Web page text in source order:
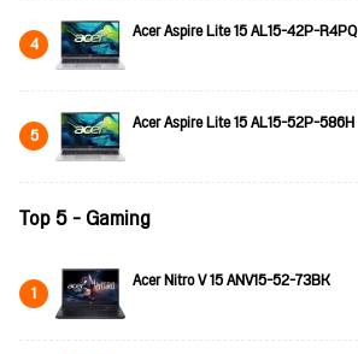
4 Acer Aspire Lite 15 AL15-42P-R4PQ
5 Acer Aspire Lite 15 AL15-52P-586H
Top 5 - Gaming
1 Acer Nitro V 15 ANV15-52-73BK